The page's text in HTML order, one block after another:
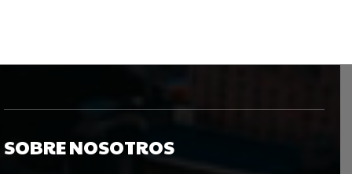
SOBRE NOSOTROS